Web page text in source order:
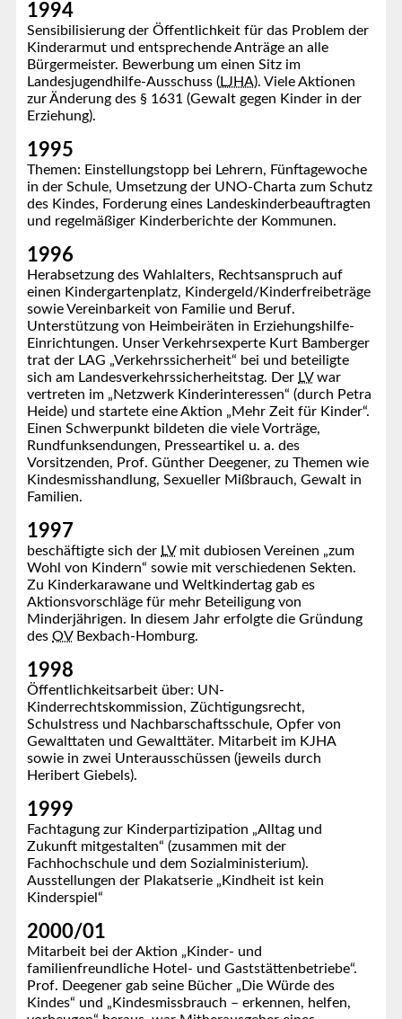
1994
Sensibilisierung der Öffentlichkeit für das Problem der
Kinderarmut und entsprechende Anträge an alle
Bürgermeister. Bewerbung um einen Sitz im
Landesjugendhilfe-Ausschuss (LJHA). Viele Aktionen
zur Änderung des § 1631 (Gewalt gegen Kinder in der
Erziehung).
1995
Themen: Einstellungstopp bei Lehrern, Fünftagewoche
in der Schule, Umsetzung der UNO-Charta zum Schutz
des Kindes, Forderung eines Landeskinderbeauftragten
und regelmäßiger Kinderberichte der Kommunen.
1996
Herabsetzung des Wahlalters, Rechtsanspruch auf
einen Kindergartenplatz, Kindergeld/Kinderfreibeträge
sowie Vereinbarkeit von Familie und Beruf.
Unterstützung von Heimbeiräten in Erziehungshilfe-
Einrichtungen. Unser Verkehrsexperte Kurt Bamberger
trat der LAG „Verkehrssicherheit“ bei und beteiligte
sich am Landesverkehrssicherheitstag. Der LVwar
vertreten im „Netzwerk Kinderinteressen“ (durch Petra
Heide) und startete eine Aktion „Mehr Zeit für Kinder“.
Einen Schwerpunkt bildeten die viele Vorträge,
Rundfunksendungen, Presseartikel u. a. des
Vorsitzenden, Prof. Günther Deegener, zu Themen wie
Kindesmisshandlung, Sexueller Mißbrauch, Gewalt in
Familien.
1997
beschäftigte sich der LVmit dubiosen Vereinen „zum
Wohl von Kindern“ sowie mit verschiedenen Sekten.
Zu Kinderkarawane und Weltkindertag gab es
Aktionsvorschläge für mehr Beteiligung von
Minderjährigen. In diesem Jahr erfolgte die Gründung
des OVBexbach-Homburg.
1998
Öffentlichkeitsarbeit über: UN-
Kinderrechtskommission, Züchtigungsrecht,
Schulstress und Nachbarschaftsschule, Opfer von
Gewalttaten und Gewalttäter. Mitarbeit im KJHA
sowie in zwei Unterausschüssen (jeweils durch
Heribert Giebels).
1999
Fachtagung zur Kinderpartizipation „Alltag und
Zukunft mitgestalten“ (zusammen mit der
Fachhochschule und dem Sozialministerium).
Ausstellungen der Plakatserie „Kindheit ist kein
Kinderspiel“
2000/01
Mitarbeit bei der Aktion „Kinder- und
familienfreundliche Hotel- und Gaststättenbetriebe“.
Prof. Deegener gab seine Bücher „Die Würde des
Kindes“ und „Kindesmissbrauch – erkennen, helfen,